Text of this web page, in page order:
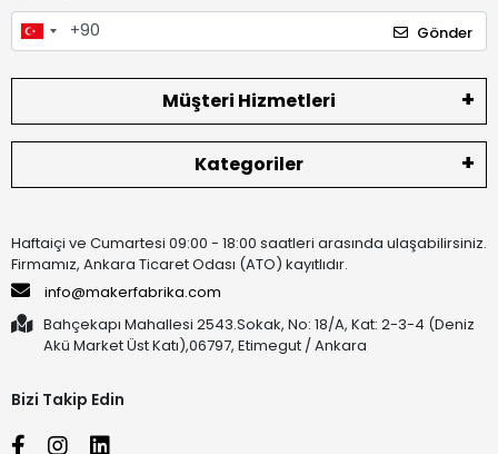
Gönder
Müşteri Hizmetleri
Kategoriler
Haftaiçi ve Cumartesi 09:00 - 18:00 saatleri arasında ulaşabilirsiniz.
Firmamız, Ankara Ticaret Odası (ATO) kayıtlıdır.
info@makerfabrika.com
Bahçekapı Mahallesi 2543.Sokak, No: 18/A, Kat: 2-3-4 (Deniz
Akü Market Üst Katı),06797, Etimegut / Ankara
Bizi Takip Edin